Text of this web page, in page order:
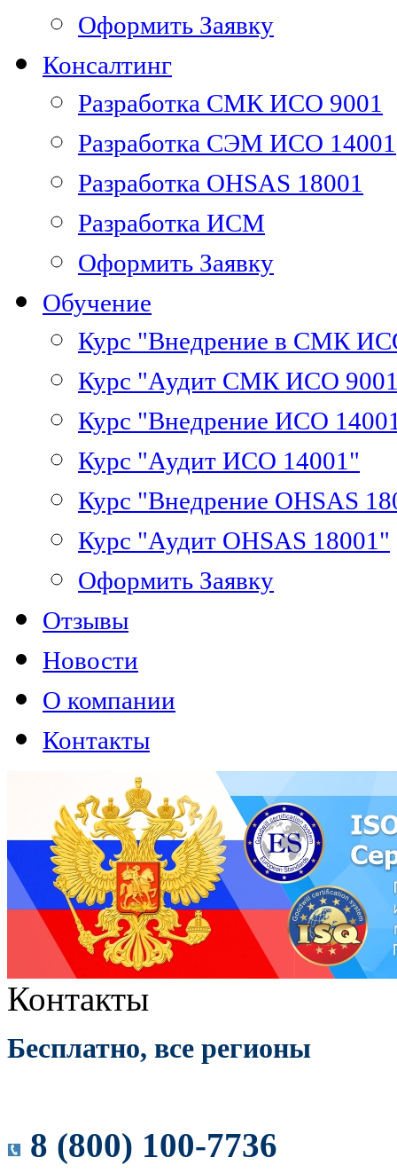
Оформить Заявку
Консалтинг
Разработка СМК ИСО 9001
Разработка СЭМ ИСО 14001
Разработка OHSAS 18001
Разработка ИСМ
Оформить Заявку
Обучение
Курс "Внедрение в СМК
Курс "Аудит СМК ИСО
Курс "Внедрение ИСО
Курс "Аудит ИСО 14001"
Курс "Внедрение OHSAS
Курс "Аудит OHSAS 18001"
Оформить Заявку
Отзывы
Новости
О компании
Контакты
Контакты
Бесплатно, все регионы
8 (800) 100-7736